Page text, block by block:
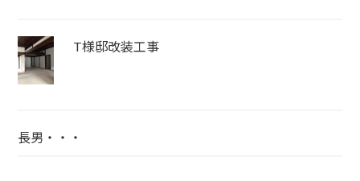
T様邸改装工事
長男・・・